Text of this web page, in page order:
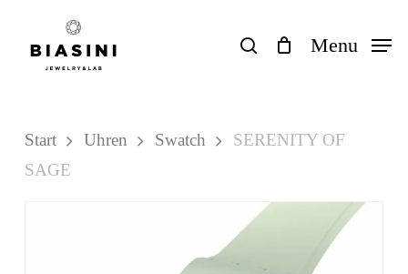
search Menu
Einkaufswagen
Close
Cart
Start Uhren Swatch
SERENITY OF
SAGE